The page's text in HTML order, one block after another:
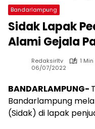
Bandarlampung
Sidak Lapak
Alami Gejala
Redaksirltv
1
06/07/2022
BANDARLAMPUNG-
Bandarlampung
(Sidak) di lapak